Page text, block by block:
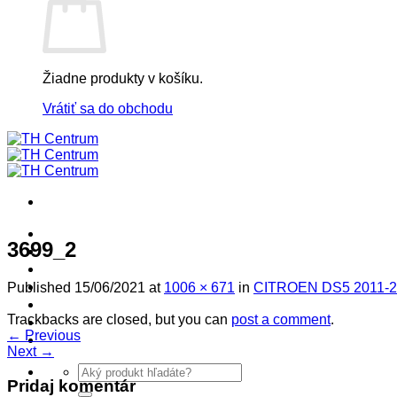
Žiadne produkty v košíku.
Vrátiť sa do obchodu
Výpredaj -%
Špičkový UEBLER
Predajne
Naši Uebler Partneri
Hľadať:
3699_2
Published 15/06/2021 at 1006 × 671 in CITROEN DS5 2011-
Trackbacks are closed, but you can post a comment.
← Previous
Next →
Pridaj komentár